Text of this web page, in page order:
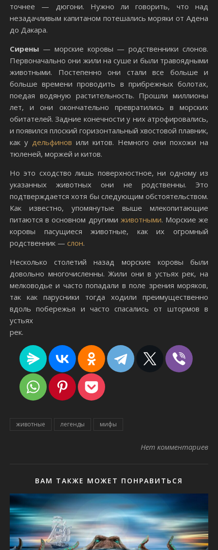
точнее — дюгони. Нужно ли говорить, что над
незадачливым капитаном потешались моряки от Адена
до Дакара.
Сирены — морские коровы — родственники слонов.
Первоначально они жили на суше и были травоядными
животными. Постепенно они стали все больше и
больше времени проводить в прибрежных болотах,
поедая водяную растительность. Прошли миллионы
лет, и они окончательно превратились в морских
обитателей. Задние конечности у них атрофировались,
и появился плоский горизонтальный хвостовой плавник,
как у дельфинов или китов. Немного они похожи на
тюленей, моржей и китов.
Но это сходство лишь поверхностное, ни одному из
указанных животных они не родственны. Это
подтверждается хотя бы следующим обстоятельством.
Как известно, упомянутые выше млекопитающие
питаются в основном другими животными. Морские же
коровы пасущиеся животные, как их огромный
родственник — слон.
Несколько столетий назад морские коровы были
довольно многочисленны. Жили они в устьях рек, на
мелководье и часто попадали в поле зрения моряков,
так как парусники тогда ходили преимущественно
вдоль побережья и часто спасались от штормов в
устьях
рек.
животные легенды мифы
Нет комментариев
ВАМ ТАКЖЕ МОЖЕТ ПОНРАВИТЬСЯ